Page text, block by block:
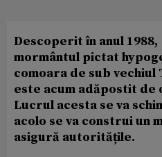
Descoperit în anul 1988,
mormântul pictat
comoara de sub vechiul
este acum adăpostit de
Lucrul acesta se va
acolo se va construi un
asigură autoritățile.